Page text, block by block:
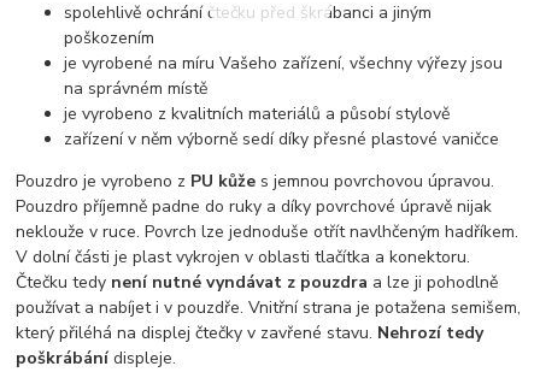
spolehlivě ochrání čtečku před škrábanci a jiným
poškozením
je vyrobené na míru Vašeho zařízení, všechny výřezy jsou
na správném místě
je vyrobeno z kvalitních materiálů a působí stylově
zařízení v něm výborně sedí díky přesné plastové vaničce
Pouzdro je vyrobeno z PU kůže s jemnou povrchovou úpravou.
Pouzdro příjemně padne do ruky a díky povrchové úpravě nijak
neklouže v ruce. Povrch lze jednoduše otřít navlhčeným hadříkem.
V dolní části je plast vykrojen v oblasti tlačítka a konektoru.
Čtečku tedy není nutné vyndávat z pouzdra a lze ji pohodlně
používat a nabíjet i v pouzdře. Vnitřní strana je potažena semišem,
který přiléhá na displej čtečky v zavřené stavu. Nehrozí tedy
poškrábánídispleje.